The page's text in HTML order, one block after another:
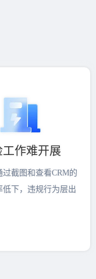
工作难开展
过截图和查看CRM的
低下，违规行为层出